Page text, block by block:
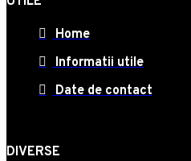
Home
Informatii utile
Date de contact
DIVERSE